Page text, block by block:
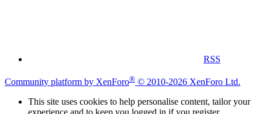
RSS
Community platform by XenForo® © 2010-2026 XenForo Ltd.
This site uses cookies to help personalise content, tailor your
experience and to keep you logged in if you register.